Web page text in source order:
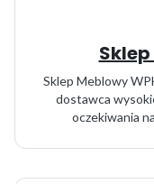
Sklep Meblowy
dostawca
oczekiwania